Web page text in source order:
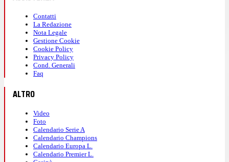
Contatti
La Redazione
Nota Legale
Gestione Cookie
Cookie Policy
Privacy Policy
Cond. Generali
Faq
ALTRO
Video
Foto
Calendario Serie A
Calendario Champions
Calendario Europa L.
Calendario Premier L.